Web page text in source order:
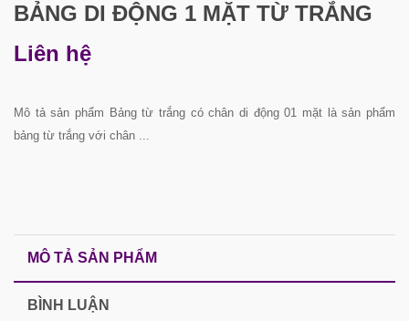
BẢNG DI ĐỘNG 1 MẶT TỪ TRẮNG
Liên hệ
Mô tả sản phẩm Bảng từ trắng có chân di động 01 mặt là sản phẩm
bảng từ trắng với chân ...
MÔ TẢ SẢN PHẨM
BÌNH LUẬN